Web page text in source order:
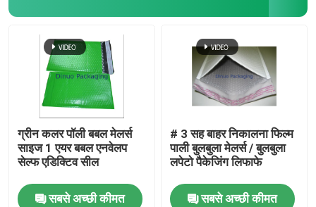
ग्रीन कलर पॉली बबल मेलर्स
साइज 1 एयर बबल एनवेलप
सेल्फ एडिक्टिव सील
सबसे अच्छी कीमत
# 3 सह बाहर निकालना फिल्म
पाली बुलबुला मेलर्स / बुलबुला
लपेटो पैकेजिंग लिफाफे
सबसे अच्छी कीमत